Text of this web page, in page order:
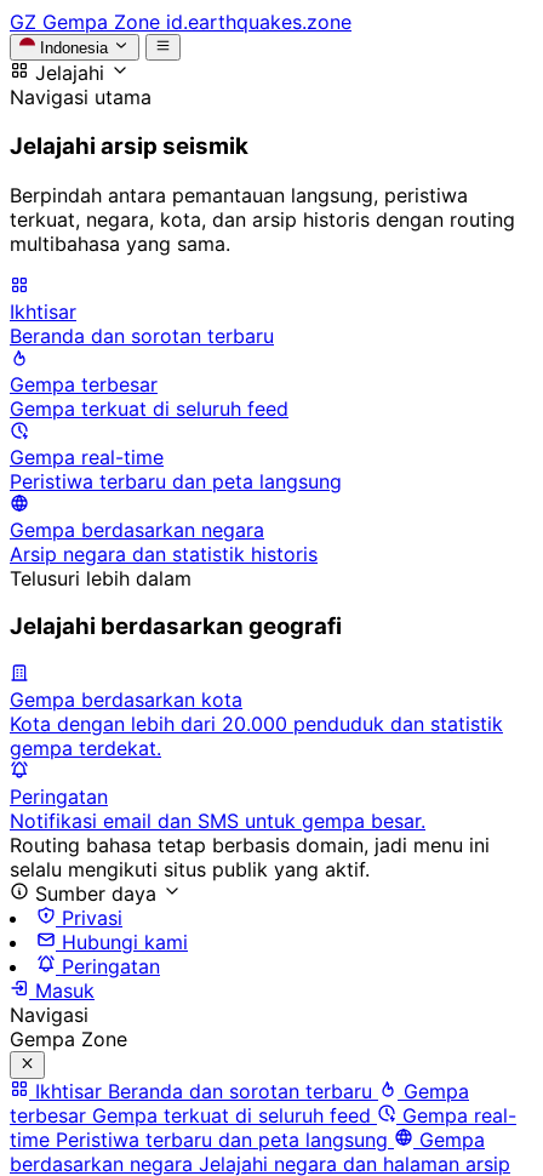
GZ Gempa Zone id.earthquakes.zone
Indonesia
Jelajahi
Navigasi utama
Jelajahi arsip seismik
Berpindah antara pemantauan langsung, peristiwa
terkuat, negara, kota, dan arsip historis dengan routing
multibahasa yang sama.
Ikhtisar
Beranda dan sorotan terbaru
Gempa terbesar
Gempa terkuat di seluruh feed
Gempa real-time
Peristiwa terbaru dan peta langsung
Gempa berdasarkan negara
Arsip negara dan statistik historis
Telusuri lebih dalam
Jelajahi berdasarkan geografi
Gempa berdasarkan kota
Kota dengan lebih dari 20.000 penduduk dan statistik
gempa terdekat.
Peringatan
Notifikasi email dan SMS untuk gempa besar.
Routing bahasa tetap berbasis domain, jadi menu ini
selalu mengikuti situs publik yang aktif.
Sumber daya
Privasi
Hubungi kami
Peringatan
Masuk
Navigasi
Gempa Zone
Ikhtisar Beranda dan sorotan terbaru
Gempa
terbesar Gempa terkuat di seluruh feed
Gempa real-
time Peristiwa terbaru dan peta langsung
Gempa
berdasarkan negara Jelajahi negara dan halaman arsip